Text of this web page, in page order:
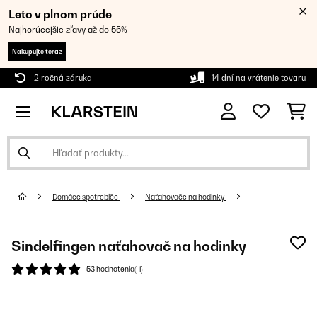
Leto v plnom prúde
Najhorúcejšie zľavy až do 55%
Nakupujte teraz
2 ročná záruka 14 dní na vrátenie tovaru
Domáce spotrebiče Naťahovače na hodinky
Sindelfingen naťahovač na hodinky
53 hodnotenia(-í)